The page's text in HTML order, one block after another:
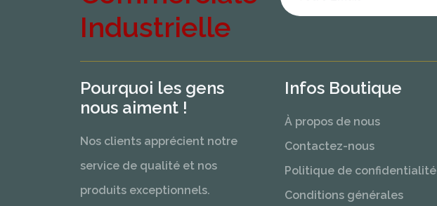
Industrielle
Pourquoi les gens
nous aiment !
Nos clients apprécient notre
service de qualité et nos
produits exceptionnels.
Infos Boutique
À propos de nous
Contactez-nous
Politique de confidentialité
Conditions générales